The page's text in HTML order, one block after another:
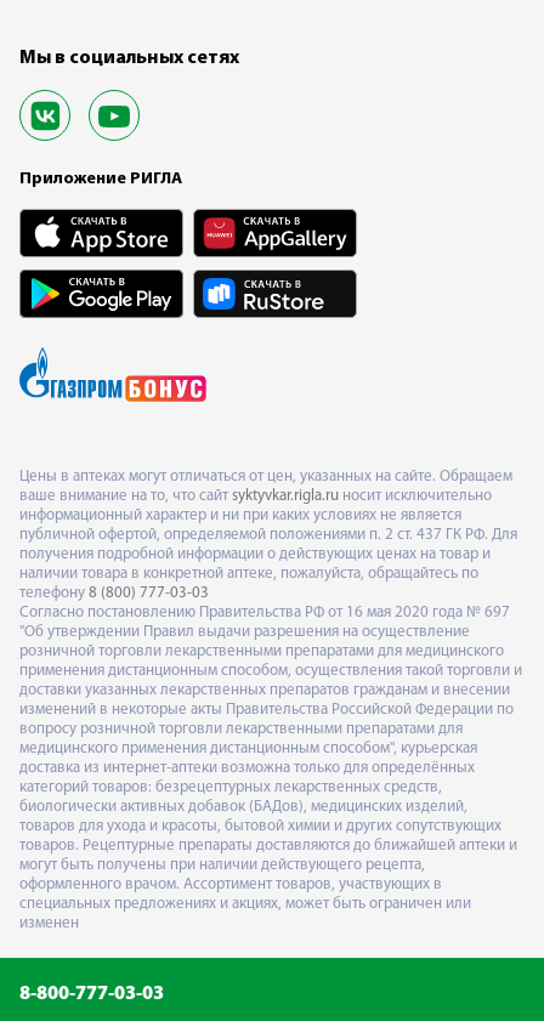
Мы в социальных сетях
Приложение РИГЛА
Цены в аптеках могут отличаться от цен, указанных на сайте. Обращаем
ваше внимание на то, что сайт syktyvkar.rigla.ru носит исключительно
информационный характер и ни при каких условиях не является
публичной офертой, определяемой положениями п. 2 ст. 437 ГК РФ. Для
получения подробной информации о действующих ценах на товар и
наличии товара в конкретной аптеке, пожалуйста, обращайтесь по
телефону 8 (800) 777-03-03
Согласно постановлению Правительства РФ от 16 мая 2020 года № 697
"Об утверждении Правил выдачи разрешения на осуществление
розничной торговли лекарственными препаратами для медицинского
применения дистанционным способом, осуществления такой торговли и
доставки указанных лекарственных препаратов гражданам и внесении
изменений в некоторые акты Правительства Российской Федерации по
вопросу розничной торговли лекарственными препаратами для
медицинского применения дистанционным способом", курьерская
доставка из интернет-аптеки возможна только для определённых
категорий товаров: безрецептурных лекарственных средств,
биологически активных добавок (БАДов), медицинских изделий,
товаров для ухода и красоты, бытовой химии и других сопутствующих
товаров. Рецептурные препараты доставляются до ближайшей аптеки и
могут быть получены при наличии действующего рецепта,
оформленного врачом. Ассортимент товаров, участвующих в
специальных предложениях и акциях, может быть ограничен или
изменен
8-800-777-03-03